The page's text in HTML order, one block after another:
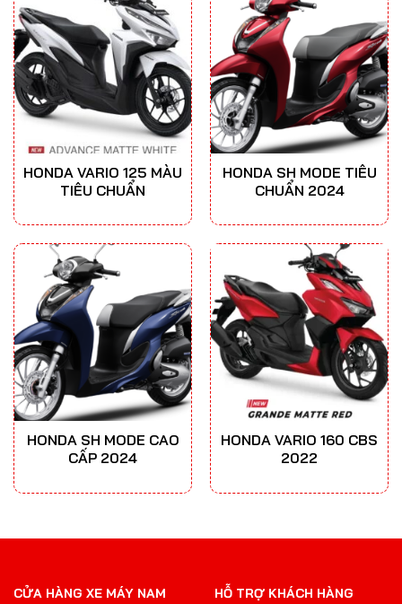
HONDA VARIO 125 MÀU
TIÊU CHUẨN
HONDA SH MODE TIÊU
CHUẨN 2024
HONDA SH MODE CAO
CẤP 2024
HONDA VARIO 160 CBS
2022
CỬA HÀNG XE MÁY NAM
HỖ TRỢ KHÁCH HÀNG